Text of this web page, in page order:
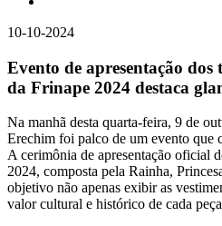
10-10-2024
Evento de apresentação
da Frinape 2024 destaca
Na manhã desta quarta-feira, 9 de
Erechim foi palco de um evento que
A cerimônia de apresentação oficial
2024, composta pela Rainha,
objetivo não apenas exibir as
valor cultural e histórico de cada